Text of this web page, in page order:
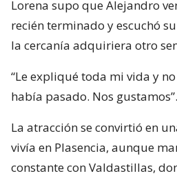
Lorena supo que Alejandro
recién terminado y escuchó
la cercanía adquiriera otro
“Le expliqué toda mi vida y
había pasado. Nos gustamos”.
La atracción se convirtió en
vivía en Plasencia, aunque
constante con Valdastillas,